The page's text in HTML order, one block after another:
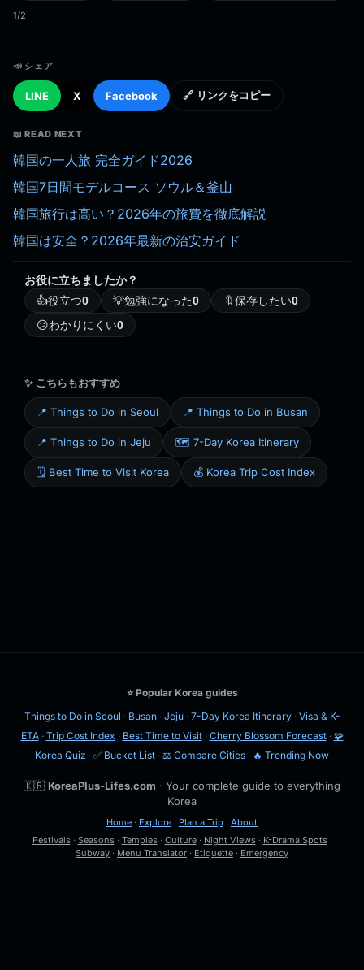
1/2
📣 シェア
LINE X Facebook 🔗 リンクをコピー
📖 READ NEXT
韓国の一人旅 完全ガイド2026
韓国7日間モデルコース ソウル＆釜山
韓国旅行は高い？2026年の旅費を徹底解説
韓国は安全？2026年最新の治安ガイド
お役に立ちましたか？
👍役立つ0 💡勉強になった0 🔖保存したい0
😕わかりにくい0
✨ こちらもおすすめ
📍 Things to Do in Seoul 📍 Things to Do in Busan
📍 Things to Do in Jeju 🗺️ 7-Day Korea Itinerary
🗓️ Best Time to Visit Korea 💰 Korea Trip Cost Index
⭐ Popular Korea guides
Things to Do in Seoul · Busan· Jeju· 7-Day Korea Itinerary· Visa & K-
ETA· Trip Cost Index · Best Time to Visit· Cherry Blossom Forecast· 🧩
Korea Quiz · ✅ Bucket List · ⚖️ Compare Cities · 🔥 Trending Now
🇰🇷 KoreaPlus-Lifes.com · Your complete guide to everything
Korea
Home · Explore · Plan a Trip · About
Festivals· Seasons· Temples· Culture· Night Views· K-Drama Spots·
Subway · Menu Translator · Etiquette · Emergency